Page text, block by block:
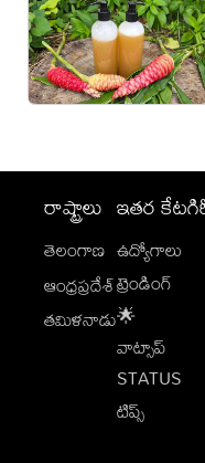
రాష్ట్రాలు
తెలంగాణ
ఆంధ్రప్రదేశ్
తమిళనాడు
ఇతర
ఉద్యోగాలు
ట్రెండింగ్
🌟
వాట్సాప్
STATUS
టిప్స్